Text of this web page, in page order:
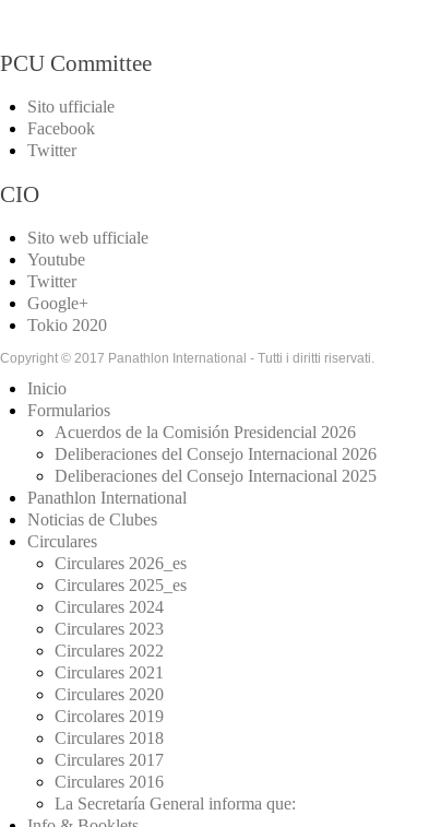
PCU Committee
Sito ufficiale
Facebook
Twitter
CIO
Sito web ufficiale
Youtube
Twitter
Google+
Tokio 2020
Copyright © 2017 Panathlon International - Tutti i diritti riservati.
Inicio
Formularios
Acuerdos de la Comisión Presidencial 2026
Deliberaciones del Consejo Internacional 2026
Deliberaciones del Consejo Internacional 2025
Panathlon International
Noticias de Clubes
Circulares
Circulares 2026_es
Circulares 2025_es
Circulares 2024
Circulares 2023
Circulares 2022
Circulares 2021
Circulares 2020
Circolares 2019
Circulares 2018
Circulares 2017
Circulares 2016
La Secretaría General informa que: